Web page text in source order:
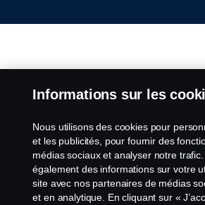
Informations sur les
Nous utilisons des cookies pour
et les publicités, pour fournir des
médias sociaux et analyser notre
également des informations sur votre
site avec nos partenaires de médias
et en analytique. En cliquant sur «